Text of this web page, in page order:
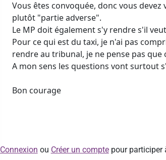
Vous êtes convoquée, donc vous
plutôt "partie adverse".
Le MP doit également s'y rendre s'il
Pour ce qui est du taxi, je n'ai pas
rendre au tribunal, je ne pense pas
A mon sens les questions vont surtout
Bon courage
Connexion ou Créer un comptepour participer